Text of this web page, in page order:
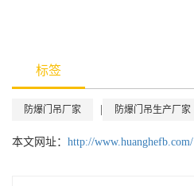
标签
防爆门吊厂家 防爆门吊生产厂家
本文网址： http://www.huanghefb.com/